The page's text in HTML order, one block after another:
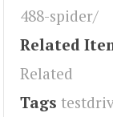
488-spider/
Related
Related
Tags